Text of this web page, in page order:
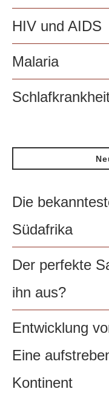
HIV und AIDS
Malaria
Die
Südafrika
Der perfekte
ihn aus?
Entwicklung
Eine
Kontinent